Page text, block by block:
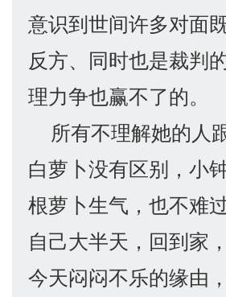
意识到世间许多对面
反方、同时也是裁判
理力争也赢不了的。
所有不理解她的人
白萝卜没有区别，小
根萝卜生气，也不难
自己大半天，回到家
今天闷闷不乐的缘由